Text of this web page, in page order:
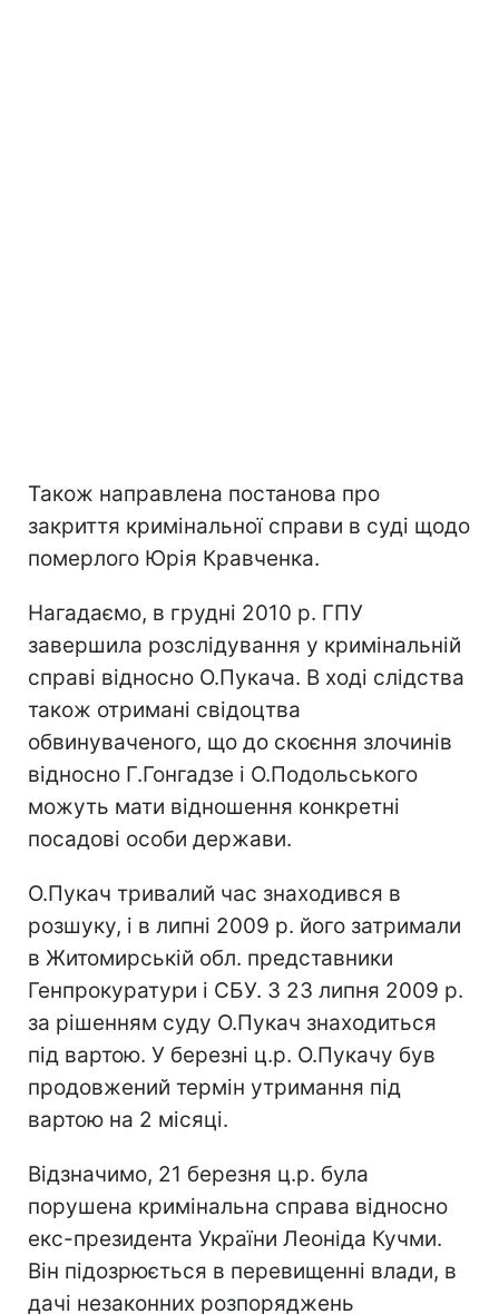
Також направлена постанова про
закриття кримінальної справи в суді щодо
померлого Юрія Кравченка.
Нагадаємо, в грудні 2010 р. ГПУ
завершила розслідування у кримінальній
справі відносно О.Пукача. В ході слідства
також отримані свідоцтва
обвинуваченого, що до скоєння злочинів
відносно Г.Гонгадзе і О.Подольського
можуть мати відношення конкретні
посадові особи держави.
О.Пукач тривалий час знаходився в
розшуку, і в липні 2009 р. його затримали
в Житомирській обл. представники
Генпрокуратури і СБУ. З 23 липня 2009 р.
за рішенням суду О.Пукач знаходиться
під вартою. У березні ц.р. О.Пукачу був
продовжений термін утримання під
вартою на 2 місяці.
Відзначимо, 21 березня ц.р. була
порушена кримінальна справа відносно
екс-президента України Леоніда Кучми.
Він підозрюється в перевищенні влади, в
дачі незаконних розпоряджень